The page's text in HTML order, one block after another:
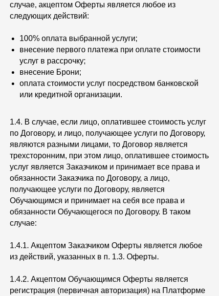
случае, акцептом Оферты является любое из
следующих действий:
100% оплата выбранной услуги;
внесение первого платежа при оплате стоимости
услуг в рассрочку;
внесение Брони;
оплата стоимости услуг посредством банковской
или кредитной организации.
1.4. В случае, если лицо, оплатившее стоимость услуг
по Договору, и лицо, получающее услуги по Договору,
являются разными лицами, то Договор является
трехсторонним, при этом лицо, оплатившее стоимость
услуг является Заказчиком и принимает все права и
обязанности Заказчика по Договору, а лицо,
получающее услуги по Договору, является
Обучающимся и принимает на себя все права и
обязанности Обучающегося по Договору. В таком
случае:
1.4.1. Акцептом Заказчиком Оферты является любое
из действий, указанных в п. 1.3. Оферты.
1.4.2. Акцептом Обучающимся Оферты является
регистрация (первичная авторизация) на Платформе